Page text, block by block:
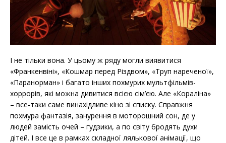
І не тільки вона. У цьому ж ряду могли виявитися
«Франкенвіні», «Кошмар перед Різдвом», «Труп нареченої»,
«Паранорман» і багато інших похмурих мультфільмів-
хоррорів, які можна дивитися всією сім’єю. Але «Кораліна»
– все-таки саме винахідливе кіно зі списку. Справжня
похмура фантазія, занурення в моторошний сон, де у
людей замість очей – гудзики, а по світу бродять духи
дітей. І все це в рамках складної лялькової анімації, що